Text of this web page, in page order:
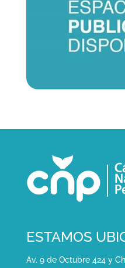
ESTAMOS
Av. 9 de Octubre 424 y